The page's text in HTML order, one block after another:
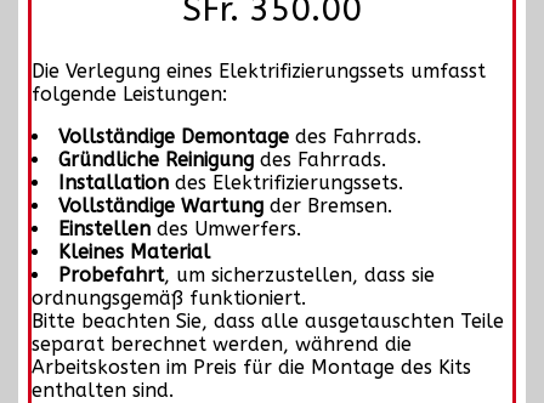
SFr. 350.00
Die Verlegung eines Elektrifizierungssets umfasst
folgende Leistungen:
Vollständige Demontage des Fahrrads.
Gründliche Reinigung des Fahrrads.
Installation des Elektrifizierungssets.
Vollständige Wartung der Bremsen.
Einstellen des Umwerfers.
Kleines Material
Probefahrt, um sicherzustellen, dass sie
ordnungsgemäß funktioniert.
Bitte beachten Sie, dass alle ausgetauschten Teile
separat berechnet werden, während die
Arbeitskosten im Preis für die Montage des Kits
enthalten sind.